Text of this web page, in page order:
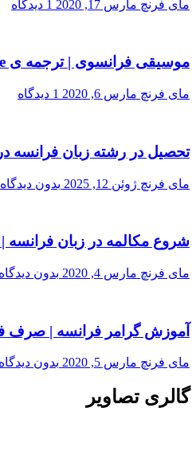
مای فرنچ مارس 17, 2020 1 دیدگاه
موسیقی فرانسوی | ترجمه ی Dernière Danse
مای فرنچ مارس 6, 2020 1 دیدگاه
تحصیل در رشته زبان فرانسه
مای فرنچ ژوئن 12, 2025 بدون دیدگاه
شروع مکالمه در زبان
مای فرنچ مارس 4, 2020 بدون دیدگاه
آموزش گرامر فرانسه | صرف
مای فرنچ مارس 5, 2020 بدون دیدگاه
گالری تصاویر